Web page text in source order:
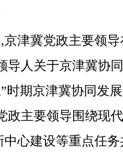
京津冀党政主要领
导人关于京津冀协
时期京津冀协同发
政主要领导围绕现
心建设等重点任